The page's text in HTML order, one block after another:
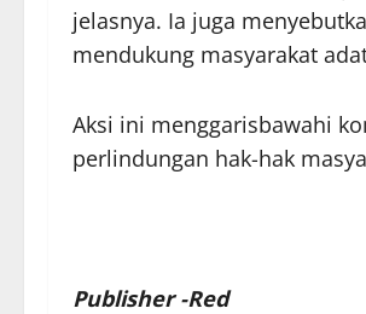
jelasnya. Ia juga
mendukung masyarakat
Aksi ini menggarisbawahi
perlindungan hak-hak
Publisher -Red